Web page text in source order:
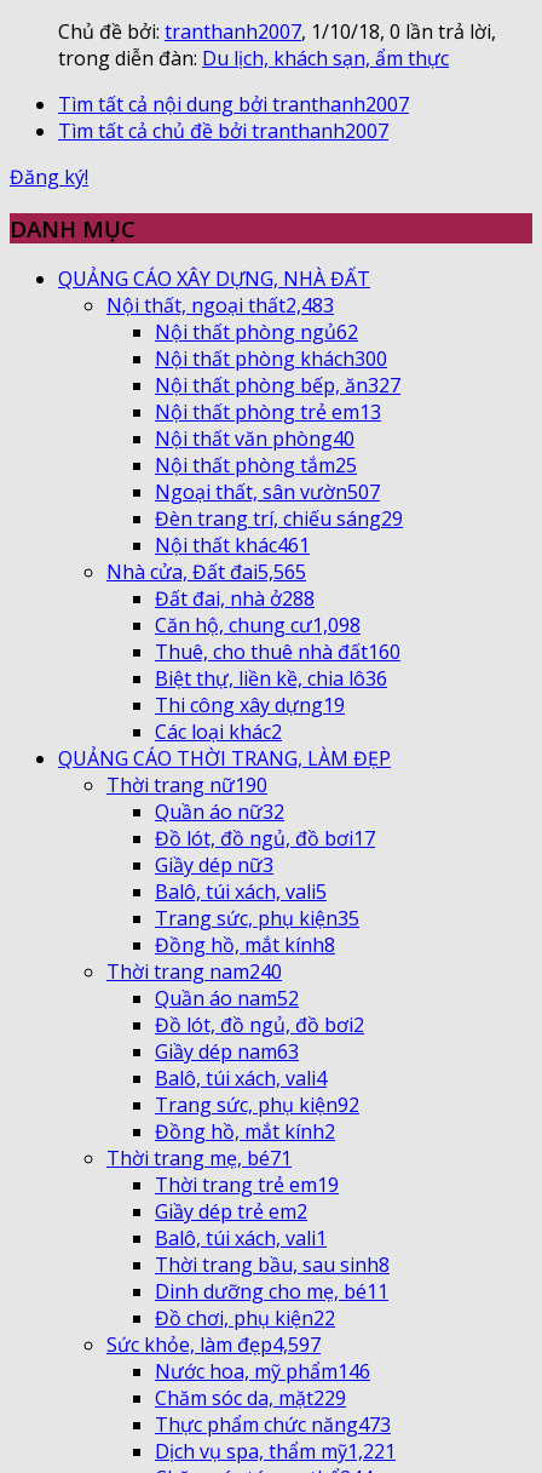
Chủ đề bởi: tranthanh2007, 1/10/18, 0 lần trả lời,
trong diễn đàn: Du lịch, khách sạn, ẩm thực
Tìm tất cả nội dung bởi tranthanh2007
Tìm tất cả chủ đề bởi tranthanh2007
Đăng ký!
DANH MỤC
QUẢNG CÁO XÂY DỰNG, NHÀ ĐẤT
Nội thất, ngoại thất2,483
Nội thất phòng ngủ62
Nội thất phòng khách300
Nội thất phòng bếp, ăn327
Nội thất phòng trẻ em13
Nội thất văn phòng40
Nội thất phòng tắm25
Ngoại thất, sân vườn507
Đèn trang trí, chiếu sáng29
Nội thất khác461
Nhà cửa, Đất đai5,565
Đất đai, nhà ở288
Căn hộ, chung cư1,098
Thuê, cho thuê nhà đất160
Biệt thự, liền kề, chia lô36
Thi công xây dựng19
Các loại khác2
QUẢNG CÁO THỜI TRANG, LÀM ĐẸP
Thời trang nữ190
Quần áo nữ32
Đồ lót, đồ ngủ, đồ bơi17
Giầy dép nữ3
Balô, túi xách, vali5
Trang sức, phụ kiện35
Đồng hồ, mắt kính8
Thời trang nam240
Quần áo nam52
Đồ lót, đồ ngủ, đồ bơi2
Giầy dép nam63
Balô, túi xách, vali4
Trang sức, phụ kiện92
Đồng hồ, mắt kính2
Thời trang mẹ, bé71
Thời trang trẻ em19
Giầy dép trẻ em2
Balô, túi xách, vali1
Thời trang bầu, sau sinh8
Dinh dưỡng cho mẹ, bé11
Đồ chơi, phụ kiện22
Sức khỏe, làm đẹp4,597
Nước hoa, mỹ phẩm146
Chăm sóc da, mặt229
Thực phẩm chức năng473
Dịch vụ spa, thẩm mỹ1,221